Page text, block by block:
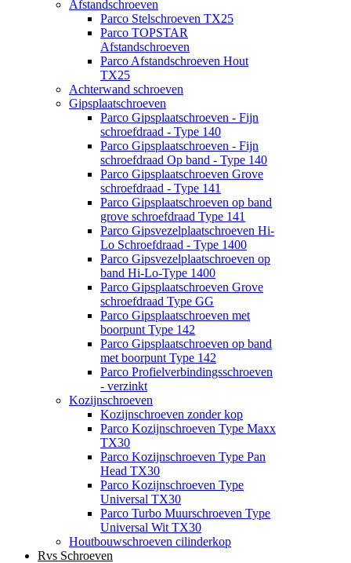
Afstandschroeven
Parco Stelschroeven TX25
Parco TOPSTAR
Afstandschroeven
Parco Afstandschroeven Hout
TX25
Achterwand schroeven
Gipsplaatschroeven
Parco Gipsplaatschroeven - Fijn
schroefdraad - Type 140
Parco Gipsplaatschroeven - Fijn
schroefdraad Op band - Type 140
Parco Gipsplaatschroeven Grove
schroefdraad - Type 141
Parco Gipsplaatschroeven op band
grove schroefdraad Type 141
Parco Gipsvezelplaatschroeven Hi-
Lo Schroefdraad - Type 1400
Parco Gipsvezelplaatschroeven op
band Hi-Lo-Type 1400
Parco Gipsplaatschroeven Grove
schroefdraad Type GG
Parco Gipsplaatschroeven met
boorpunt Type 142
Parco Gipsplaatschroeven op band
met boorpunt Type 142
Parco Profielverbindingsschroeven
- verzinkt
Kozijnschroeven
Kozijnschroeven zonder kop
Parco Kozijnschroeven Type Maxx
TX30
Parco Kozijnschroeven Type Pan
Head TX30
Parco Kozijnschroeven Type
Universal TX30
Parco Turbo Muurschroeven Type
Universal Wit TX30
Houtbouwschroeven cilinderkop
Rvs Schroeven